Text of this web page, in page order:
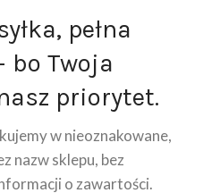
pełna
bo Twoja
priorytet.
w nieoznakowane,
nazw sklepu, bez
o zawartości.